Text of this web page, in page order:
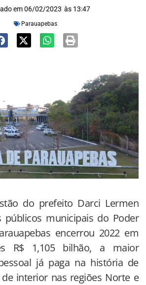
em 06/02/2023 às 13:47
Parauapebas
do prefeito Darci Lermen
públicos municipais do Poder
encerrou 2022 em
R$ 1,105 bilhão, a maior
já paga na história de
interior nas regiões Norte e